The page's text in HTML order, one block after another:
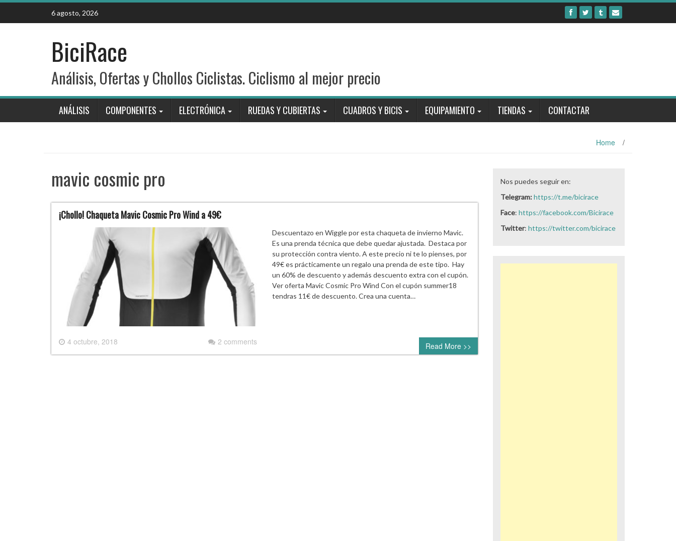
Skip
content
6 agosto, 2026
BiciRace
Análisis, Ofertas y Chollos Ciclistas. Ciclismo al mejor precio
ANÁLISIS COMPONENTES ELECTRÓNICA RUEDAS Y CUBIERTAS CUADROS Y BICIS EQUIPAMIENTO TIENDAS CONTACTAR
Home /
mavic cosmic pro
¡Chollo! Chaqueta Mavic Cosmic Pro Wind a 49€
4 octubre, 2018 2 comments
Descuentazo en Wiggle por esta chaqueta de invierno Mavic.
Es una prenda técnica que debe quedar ajustada. Destaca por
su protección contra viento. A este precio ni te lo pienses, por
49€ es prácticamente un regalo una prenda de este tipo. Hay
un 60% de descuento y además descuento extra con el cupón.
Ver oferta Mavic Cosmic Pro Wind Con el cupón summer18
tendras 11€ de descuento. Crea una cuenta…
Read More >>
Nos puedes seguir en:
Telegram:https://t.me/bicirace
Face: https://facebook.com/Bicirace
Twitter: https://twitter.com/bicirace